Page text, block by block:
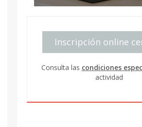
Inscripción online
Consulta las condiciones
actividad